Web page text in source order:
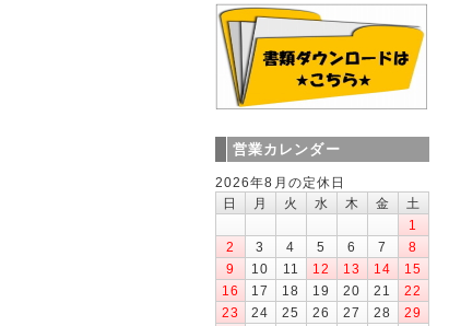
営業カレンダー
2026年8月の定休日
日
月 火 水 木 金
土
1
2
3 4 5 6 7
8
9
10 11 12 13 14
15
16
17 18 19 20 21
22
23
24 25 26 27 28
29